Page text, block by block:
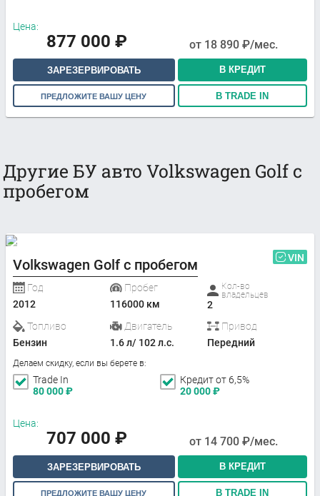
Цена:
877 000 ₽ от 18 890 ₽/мес.
ЗАРЕЗЕРВИРОВАТЬ В КРЕДИТ
ПРЕДЛОЖИТЕ ВАШУ ЦЕНУ В TRADE IN
Другие БУ авто Volkswagen Golf с
пробегом
Volkswagen Golf с пробегом VIN
Год
2012
Пробег
116000 км
Кол-во
владельцев
2
Топливо
Бензин
Двигатель
1.6 л/ 102 л.с.
Привод
Передний
Делаем скидку, если вы берете в:
Trade In
80 000₽
Кредит от 6,5%
20 000₽
Цена:
707 000 ₽ от 14 700 ₽/мес.
ЗАРЕЗЕРВИРОВАТЬ В КРЕДИТ
ПРЕДЛОЖИТЕ ВАШУ ЦЕНУ В TRADE IN